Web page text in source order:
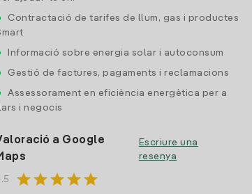
Contractació de tarifes de llum, gas i productes
Informació sobre energia solar i autoconsum
Gestió de factures, pagaments i reclamacions
Assessorament en eficiència energètica per a
i negocis
a Google
starstarstarstarstar
Escriure una
resenya